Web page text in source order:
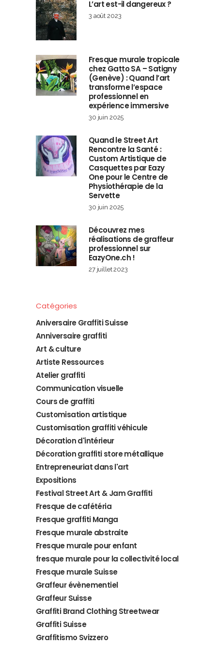
L’art est-il dangereux ?
3 août 2023
Fresque murale tropicale
chez Gatto SA – Satigny
(Genève) : Quand l’art
transforme l’espace
professionnel en
expérience immersive
30 juin 2025
Quand le Street Art
Rencontre la Santé :
Custom Artistique de
Casquettes par Eazy
One pour le Centre de
Physiothérapie de la
Servette
30 juin 2025
Découvrez mes
réalisations de graffeur
professionnel sur
EazyOne.ch !
27 juillet 2023
Catégories
Aniversaire Graffiti Suisse
Anniversaire graffiti
Art & culture
Artiste Ressources
Atelier graffiti
Communication visuelle
Cours de graffiti
Customisation artistique
Customisation graffiti véhicule
Décoration d'intérieur
Décoration graffiti store métallique
Entrepreneuriat dans l'art
Expositions
Festival Street Art & Jam Graffiti
Fresque de cafétéria
Fresque graffiti Manga
Fresque murale abstraite
Fresque murale pour enfant
fresque murale pour la collectivité local
Fresque murale Suisse
Graffeur évènementiel
Graffeur Suisse
Graffiti Brand Clothing Streetwear
Graffiti Suisse
Graffitismo Svizzero